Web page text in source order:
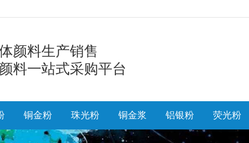
颜料生产销售
料一站式采购平台
铜金粉 珠光粉 铜金浆 铝银粉 荧光粉